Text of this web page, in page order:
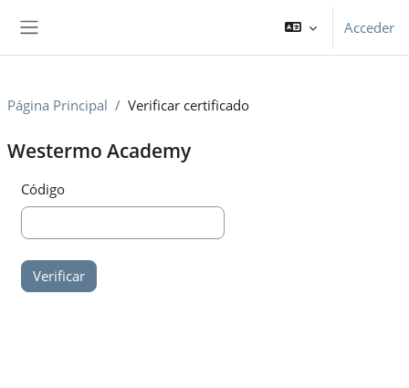
Acceder
Página Principal Verificar certificado
Westermo Academy
Código